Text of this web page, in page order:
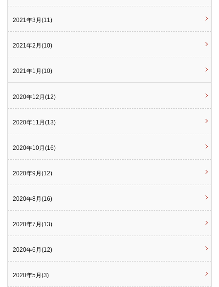
2021年3月(11)
2021年2月(10)
2021年1月(10)
2020年12月(12)
2020年11月(13)
2020年10月(16)
2020年9月(12)
2020年8月(16)
2020年7月(13)
2020年6月(12)
2020年5月(3)